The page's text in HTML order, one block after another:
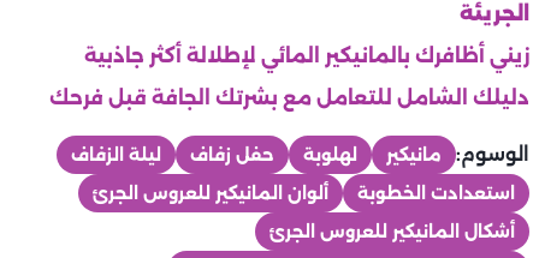
الجريئة
زيني أظافرك بالمانيكير المائي لإطلالة أكثر جاذبية
دليلك الشامل للتعامل مع بشرتك الجافة قبل فرحك
الوسوم: مانيكير لهلوبة حفل زفاف
ليلة الزفاف
استعدادت الخطوبة
ألوان المانيكير للعروس الجرئ
أشكال المانيكير للعروس الجرئ